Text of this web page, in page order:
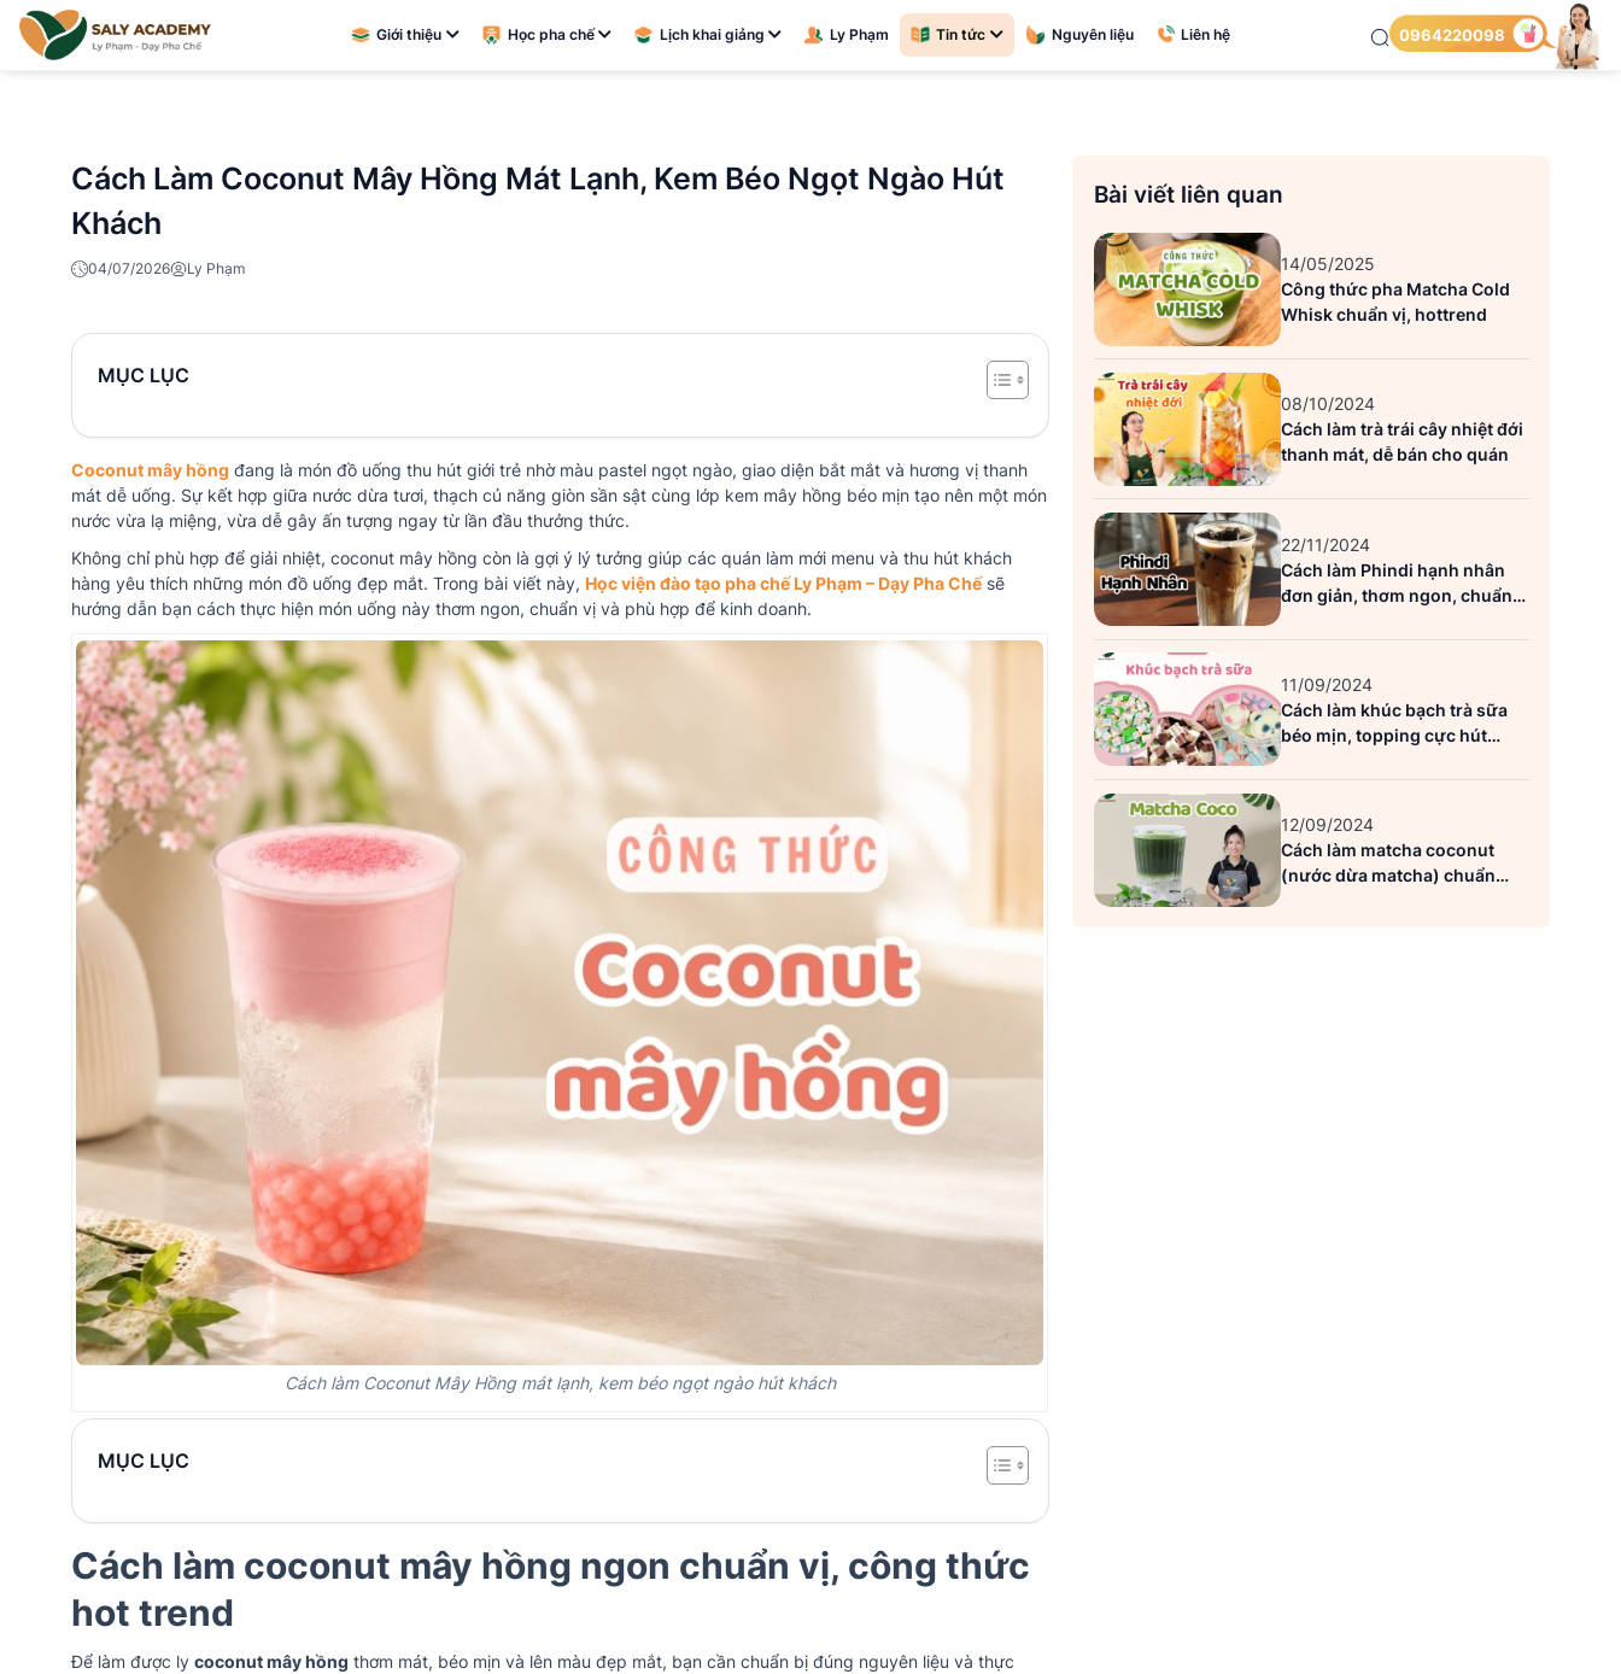
Giới thiệu Học pha chế Lịch khai giảng Ly Phạm Tin tức Nguyên liệu Liên hệ 0964220098
Cách Làm Coconut Mây Hồng Mát Lạnh, Kem Béo Ngọt Ngào Hút
Khách
04/07/2026 Ly Phạm
MỤC LỤC
Coconut mây hồng đang là món đồ uống thu hút giới trẻ nhờ màu pastel ngọt ngào, giao diện bắt mắt và hương vị thanh
mát dễ uống. Sự kết hợp giữa nước dừa tươi, thạch củ năng giòn sần sật cùng lớp kem mây hồng béo mịn tạo nên một món
nước vừa lạ miệng, vừa dễ gây ấn tượng ngay từ lần đầu thưởng thức.
Không chỉ phù hợp để giải nhiệt, coconut mây hồng còn là gợi ý lý tưởng giúp các quán làm mới menu và thu hút khách
hàng yêu thích những món đồ uống đẹp mắt. Trong bài viết này, Học viện đào tạo pha chế Ly Phạm – Dạy Pha Chếsẽ
hướng dẫn bạn cách thực hiện món uống này thơm ngon, chuẩn vị và phù hợp để kinh doanh.
Cách làm Coconut Mây Hồng mát lạnh, kem béo ngọt ngào hút khách
MỤC LỤC
Cách làm coconut mây hồng ngon chuẩn vị, công thức
hot trend
Để làm được ly coconut mây hồng thơm mát, béo mịn và lên màu đẹp mắt, bạn cần chuẩn bị đúng nguyên liệu và thực
Bài viết liên quan
14/05/2025
Công thức pha Matcha Cold
Whisk chuẩn vị, hottrend
08/10/2024
Cách làm trà trái cây nhiệt đới
thanh mát, dễ bán cho quán
22/11/2024
Cách làm Phindi hạnh nhân
đơn giản, thơm ngon, chuẩn
vị Highlands
11/09/2024
Cách làm khúc bạch trà sữa
béo mịn, topping cực hút
12/09/2024
Cách làm matcha coconut
(nước dừa matcha) chuẩn
siêu ngon